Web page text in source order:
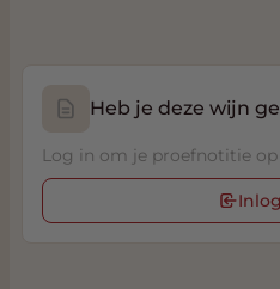
Heb je deze wijn
Log in om je proefnotitie op